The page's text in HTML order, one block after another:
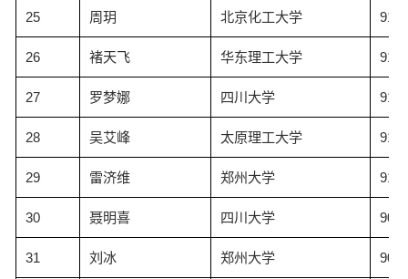
25 周玥 北京化工大学
26 褚天飞 华东理工大学
27 罗梦娜 四川大学
28 吴艾峰 太原理工大学
29 雷济维 郑州大学
30 聂明喜 四川大学
31 刘冰 郑州大学